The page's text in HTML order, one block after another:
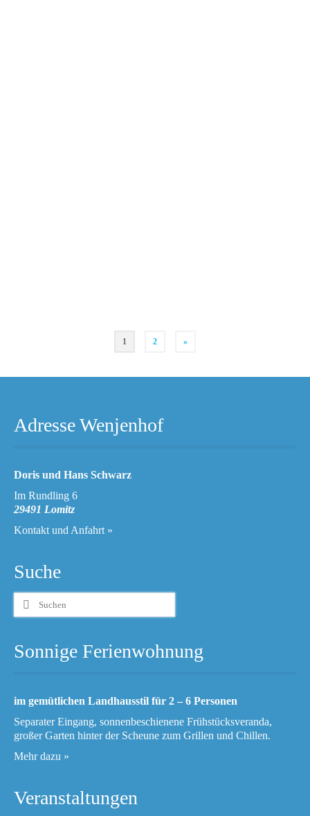
Seitennummerierung
1 2 »
Adresse Wenjenhof
Doris und Hans Schwarz
Im Rundling 6
29491 Lomitz
Kontakt und Anfahrt »
Suche
Suchen
nach:
Sonnige Ferienwohnung
im gemütlichen Landhausstil für 2 – 6 Personen
Separater Eingang, sonnenbeschienene Frühstücksveranda,
großer Garten hinter der Scheune zum Grillen und Chillen.
Mehr dazu »
Veranstaltungen